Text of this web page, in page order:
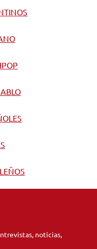
noticias,